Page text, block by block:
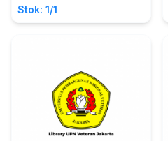
Stok: 1/1